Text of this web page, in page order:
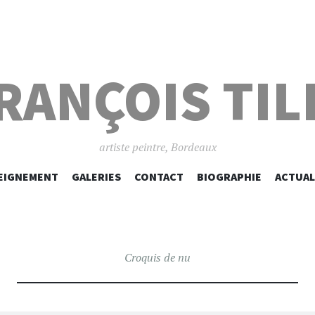
artiste peintre, Bordeaux
SKIP TO CONTENT
GALERIES CONTACT BIOGRAPHIE
Croquis de nu